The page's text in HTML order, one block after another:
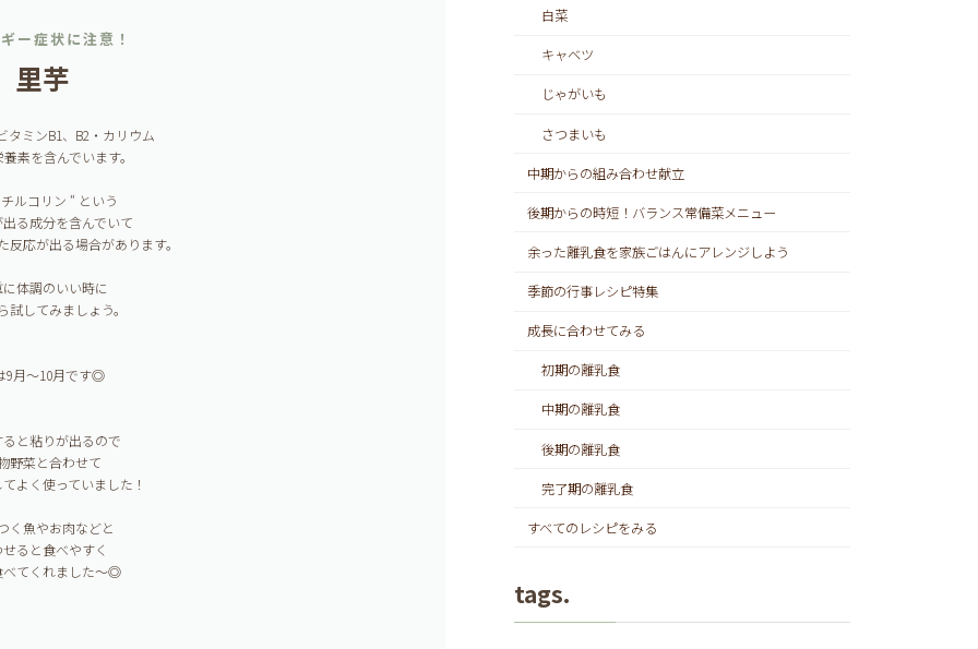
ー症状に注意！
里芋
タミンB1、B2・カリウム
素を含んでいます。
ルコリン “ という
る成分を含んでいて
反応が出る場合があります。
体調のいい時に
試してみましょう。
9月〜10月です◎
と粘りが出るので
野菜と合わせて
よく使っていました！
く魚やお肉などと
せると食べやすく
べてくれました〜◎
白菜
キャベツ
じゃがいも
さつまいも
中期からの組み合わせ献立
後期からの時短！バランス常備菜メニュー
余った離乳食を家族ごはんにアレンジしよう
季節の行事レシピ特集
成長に合わせてみる
初期の離乳食
中期の離乳食
後期の離乳食
完了期の離乳食
すべてのレシピをみる
tags.